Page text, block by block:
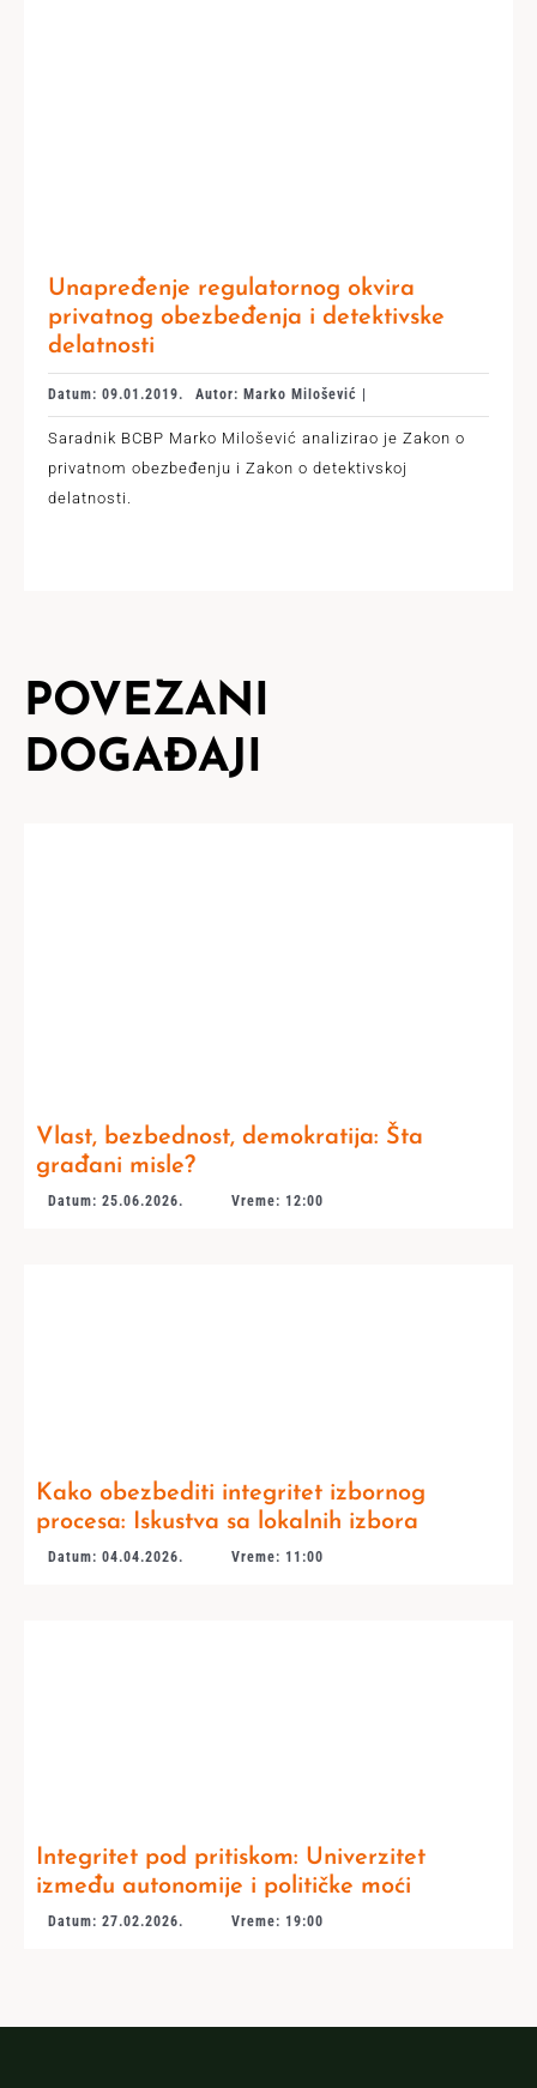
Unapređenje regulatornog okvira
privatnog obezbeđenja i detektivske
delatnosti
Datum: 09.01.2019. Autor: Marko Milošević |
Saradnik BCBP Marko Milošević analizirao je Zakon o
privatnom obezbeđenju i Zakon o detektivskoj
delatnosti.
POVEZANI
DOGAĐAJI
Vlast, bezbednost, demokratija: Šta
građani misle?
Datum: 25.06.2026. Vreme: 12:00
Kako obezbediti integritet izbornog
procesa: Iskustva sa lokalnih izbora
Datum: 04.04.2026. Vreme: 11:00
Integritet pod pritiskom: Univerzitet
između autonomije i političke moći
Datum: 27.02.2026. Vreme: 19:00